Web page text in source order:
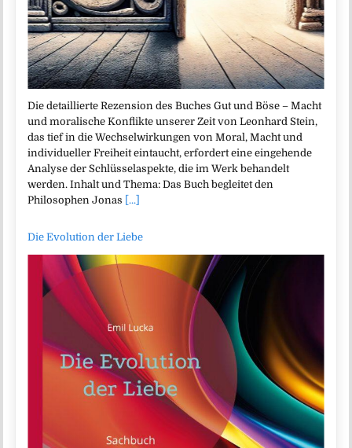
Die detaillierte Rezension des Buches Gut und Böse – Macht
und moralische Konflikte unserer Zeit von Leonhard Stein,
das tief in die Wechselwirkungen von Moral, Macht und
individueller Freiheit eintaucht, erfordert eine eingehende
Analyse der Schlüsselaspekte, die im Werk behandelt
werden. Inhalt und Thema: Das Buch begleitet den
Philosophen Jonas [...]
Die Evolution der Liebe